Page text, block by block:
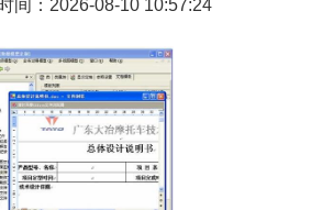
间：2026-08-10 10:57:24